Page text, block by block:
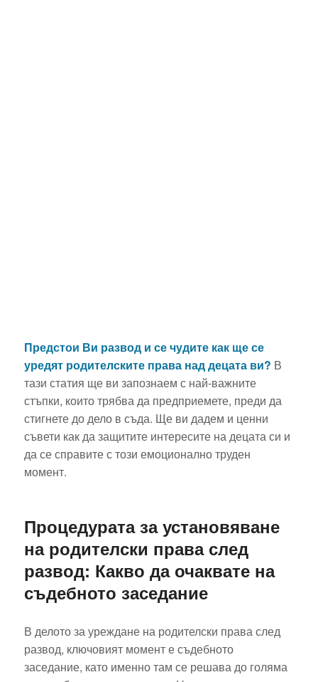
Предстои Ви развод и се чудите как ще се
уредят родителските права над децата ви? В
тази статия ще ви запознаем с най-важните
стъпки, които трябва да предприемете, преди да
стигнете до дело в съда. Ще ви дадем и ценни
съвети как да защитите интересите на децата си и
да се справите с този емоционално труден
момент.
Процедурата за установяване
на родителски права след
развод: Какво да очаквате на
съдебното заседание
В делото за уреждане на родителски права след
развод, ключовият момент е съдебното
заседание, като именно там се решава до голяма